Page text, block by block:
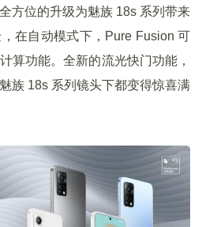
方位的升级为魅族 18s 系列带来
在自动模式下，Pure Fusion 可
算功能。全新的流光快门功能，
族 18s 系列镜头下都变得惊喜满